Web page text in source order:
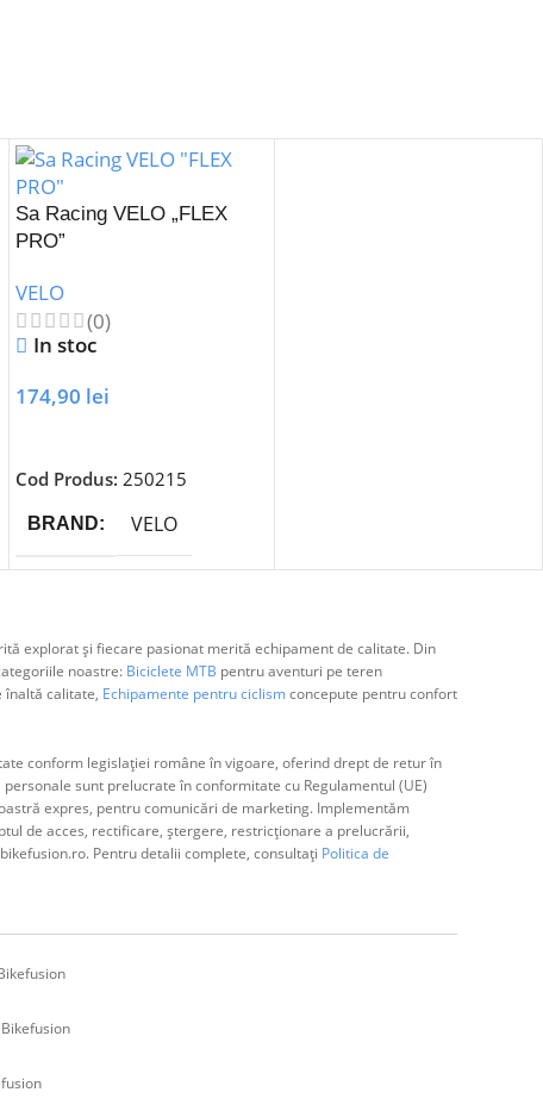
Sa Racing VELO „FLEX
PRO”
VELO
(0)
In stoc
174,90 lei
Cod Produs: 250215
BRAND VELO
explorat și fiecare pasionat merită echipament de calitate. Din
noastre:Biciclete MTB pentru aventuri pe teren
înaltă calitate, Echipamente pentru ciclismconcepute pentru confort
conform legislației române în vigoare, oferind drept de retur în
sunt prelucrate în conformitate cu Regulamentul (UE)
expres, pentru comunicări de marketing. Implementăm
de acces, rectificare, ștergere, restricționare a prelucrării,
Pentru detalii complete, consultați Politica de